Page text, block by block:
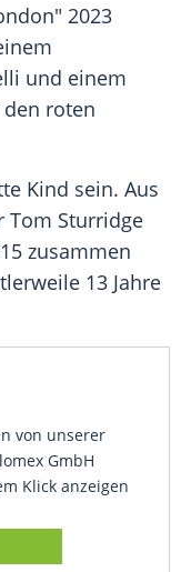
2023
und einem
roten
Kind sein. Aus
Tom Sturridge
zusammen
13 Jahre
von unserer
GmbH
Klick anzeigen